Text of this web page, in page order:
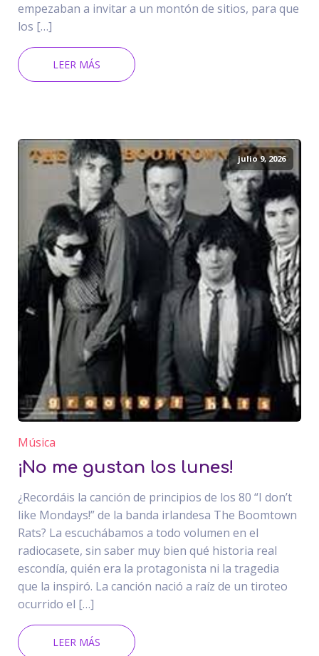
empezaban a invitar a un montón de sitios, para que
los […]
LEER MÁS
julio 9, 2026
Música
¡No me gustan los lunes!
¿Recordáis la canción de principios de los 80 “I don’t
like Mondays!” de la banda irlandesa The Boomtown
Rats? La escuchábamos a todo volumen en el
radiocasete, sin saber muy bien qué historia real
escondía, quién era la protagonista ni la tragedia
que la inspiró. La canción nació a raíz de un tiroteo
ocurrido el […]
LEER MÁS